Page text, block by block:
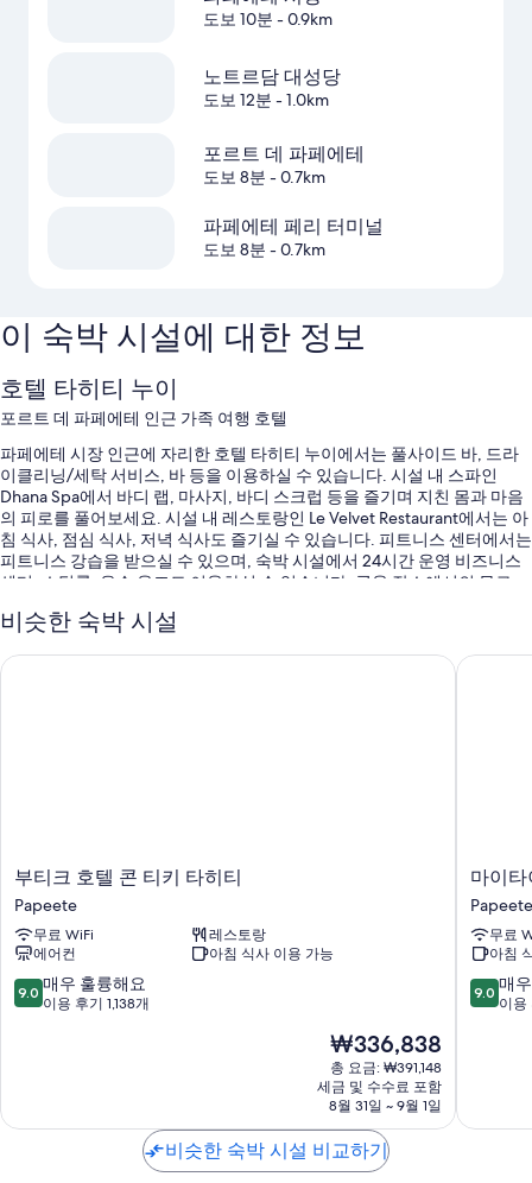
도보 10분 - 0.9km
노트르담 대성당
도보 12분 - 1.0km
포르트 데 파페에테
도보 8분 - 0.7km
파페에테 페리 터미널
도보 8분 - 0.7km
이 숙박 시설에 대한 정보
호텔 타히티 누이
포르트 데 파페에테 인근 가족 여행 호텔
파페에테 시장 인근에 자리한 호텔 타히티 누이에서는 풀사이드 바, 드라
이클리닝/세탁 서비스, 바 등을 이용하실 수 있습니다. 시설 내 스파인
Dhana Spa에서 바디 랩, 마사지, 바디 스크럽 등을 즐기며 지친 몸과 마음
의 피로를 풀어보세요. 시설 내 레스토랑인 Le Velvet Restaurant에서는 아
침 식사, 점심 식사, 저녁 식사도 즐기실 수 있습니다. 피트니스 센터에서는
피트니스 강습을 받으실 수 있으며, 숙박 시설에서 24시간 운영 비즈니스
센터, 스팀룸, 온수 욕조도 이용하실 수 있습니다. 공용 장소에서의 무료
다음과 같은 편의 시설 및 서비스도 함께 즐기실 수 있습니다.
객실 특징
모든 91개 객실에는 에어컨 뿐만 아니라 고객을 위한 세심한 정성이 돋보
이는 무료 인터넷, 미니바도 제공됩니다.
또한, 다음과 같은 편의 시설 및 서비스를 이용하실 수 있습니다.
샤워기/욕조 결합 및 헤어드라이어
전기 주전자, 하우스키핑 서비스(매일) 및 책상
비슷한 숙박 시설
부
티
크
호
텔
콘
티
부티크 호텔 콘 티키 타히티
Papeete
무료 WiFi
레스토랑
에어컨
아침 식사 이용 가능
10
점
매
9.0 매우 훌륭해요
이용 후기 1,138개
현
재
요
금
₩336,838
₩336,838
총 요금: ₩391,148
세금 및 수수료 포함
8월 31일 ~ 9월 1일
부티크 호텔 콘 티키 타히티
마
이
타
이
익
스
프
Papeete
마이
Papeete
무료
아침
10
점
매
9.0 매
이용
마이타
비슷한 숙박 시설 비교하기